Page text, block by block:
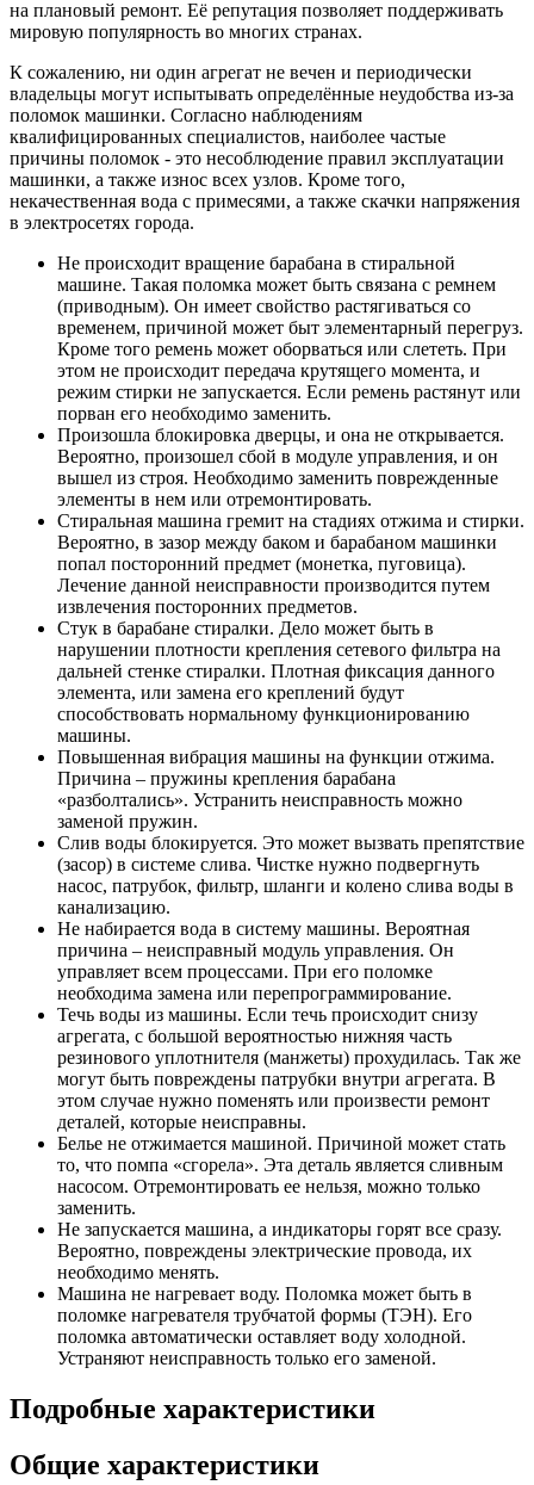
на плановый ремонт. Её репутация позволяет поддерживать
мировую популярность во многих странах.
К сожалению, ни один агрегат не вечен и периодически
владельцы могут испытывать определённые неудобства из-за
поломок машинки. Согласно наблюдениям
квалифицированных специалистов, наиболее частые
причины поломок - это несоблюдение правил эксплуатации
машинки, а также износ всех узлов. Кроме того,
некачественная вода с примесями, а также скачки напряжения
в электросетях города.
Не происходит вращение барабана в стиральной
машине. Такая поломка может быть связана с ремнем
(приводным). Он имеет свойство растягиваться со
временем, причиной может быт элементарный перегруз.
Кроме того ремень может оборваться или слететь. При
этом не происходит передача крутящего момента, и
режим стирки не запускается. Если ремень растянут или
порван его необходимо заменить.
Произошла блокировка дверцы, и она не открывается.
Вероятно, произошел сбой в модуле управления, и он
вышел из строя. Необходимо заменить поврежденные
элементы в нем или отремонтировать.
Стиральная машина гремит на стадиях отжима и стирки.
Вероятно, в зазор между баком и барабаном машинки
попал посторонний предмет (монетка, пуговица).
Лечение данной неисправности производится путем
извлечения посторонних предметов.
Стук в барабане стиралки. Дело может быть в
нарушении плотности крепления сетевого фильтра на
дальней стенке стиралки. Плотная фиксация данного
элемента, или замена его креплений будут
способствовать нормальному функционированию
машины.
Повышенная вибрация машины на функции отжима.
Причина – пружины крепления барабана
«разболтались». Устранить неисправность можно
заменой пружин.
Слив воды блокируется. Это может вызвать препятствие
(засор) в системе слива. Чистке нужно подвергнуть
насос, патрубок, фильтр, шланги и колено слива воды в
канализацию.
Не набирается вода в систему машины. Вероятная
причина – неисправный модуль управления. Он
управляет всем процессами. При его поломке
необходима замена или перепрограммирование.
Течь воды из машины. Если течь происходит снизу
агрегата, с большой вероятностью нижняя часть
резинового уплотнителя (манжеты) прохудилась. Так же
могут быть повреждены патрубки внутри агрегата. В
этом случае нужно поменять или произвести ремонт
деталей, которые неисправны.
Белье не отжимается машиной. Причиной может стать
то, что помпа «сгорела». Эта деталь является сливным
насосом. Отремонтировать ее нельзя, можно только
заменить.
Не запускается машина, а индикаторы горят все сразу.
Вероятно, повреждены электрические провода, их
необходимо менять.
Машина не нагревает воду. Поломка может быть в
поломке нагревателя трубчатой формы (ТЭН). Его
поломка автоматически оставляет воду холодной.
Устраняют неисправность только его заменой.
Подробные характеристики
Общие характеристики